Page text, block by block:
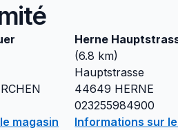
magasin
Herne
(6.8 km)
Hauptstrasse
44649 HERNE
023255984900
Informations sur